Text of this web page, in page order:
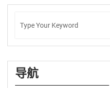
导航